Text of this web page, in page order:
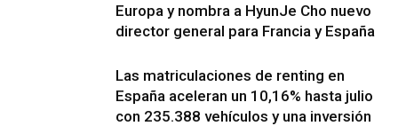
Europa y nombra a HyunJe Cho nuevo
director general para Francia y España
Las matriculaciones de renting en
España aceleran un 10,16% hasta julio
con 235.388 vehículos y una inversión